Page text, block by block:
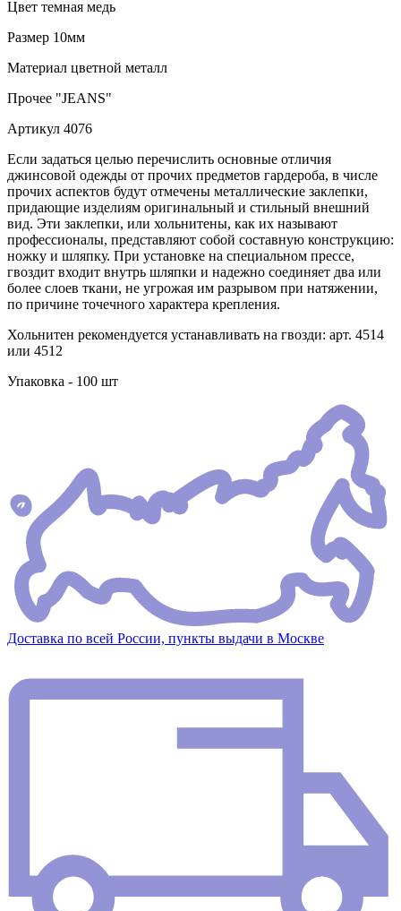
Цвет темная медь
Размер 10мм
Материал цветной металл
Прочее "JEANS"
Артикул 4076
Если задаться целью перечислить основные отличия
джинсовой одежды от прочих предметов гардероба, в числе
прочих аспектов будут отмечены металлические заклепки,
придающие изделиям оригинальный и стильный внешний
вид. Эти заклепки, или хольнитены, как их называют
профессионалы, представляют собой составную конструкцию:
ножку и шляпку. При установке на специальном прессе,
гвоздит входит внутрь шляпки и надежно соединяет два или
более слоев ткани, не угрожая им разрывом при натяжении,
по причине точечного характера крепления.
Хольнитен рекомендуется устанавливать на гвозди: арт. 4514
или 4512
Упаковка - 100 шт
Доставка по всей России, пункты выдачи в Москве